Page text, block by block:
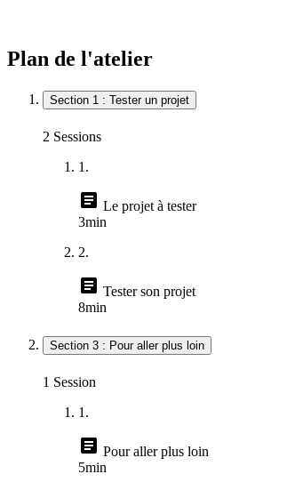
Plan de l'atelier
Section 1 : Tester un projet
2 Sessions
1.
article Le projet à tester
3min
2.
article Tester son projet
8min
Section 3 : Pour aller plus loin
1 Session
1.
article Pour aller plus loin
5min